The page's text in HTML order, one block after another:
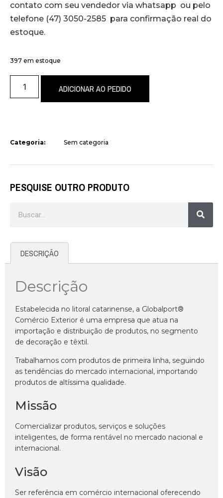
contato com seu vendedor via whatsapp ou pelo
telefone (47) 3050-2585 para confirmação real do
estoque.
397 em estoque
ADICIONAR AO PEDIDO
Categoria: Sem categoria
PESQUISE OUTRO PRODUTO
DESCRIÇÃO
Descrição
Estabelecida no litoral catarinense, a Globalport®
Comércio Exterior é uma empresa que atua na
importação e distribuição de produtos, no segmento
de decoração e têxtil.
Trabalhamos com produtos de primeira linha, seguindo
as tendências do mercado internacional, importando
produtos de altíssima qualidade.
Missão
Comercializar produtos, serviços e soluções
inteligentes, de forma rentável no mercado nacional e
internacional.
Visão
Ser referência em comércio internacional oferecendo